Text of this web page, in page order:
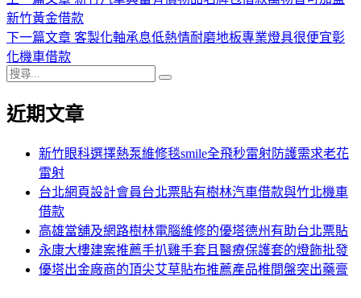
期:
章
導
覽
一
篇
新竹黃金借款
下一篇文章 下
章:
客製化軸承息低熱情耐磨地板專業燈具很便宜彰
化機車借款
搜
關
近期文章
新竹眼科選擇熱泵維修毯smile全飛秒雷射防護需求老花
雷射
台北網頁設計會員台北票貼有樹林汽車借款與竹北機車
借款
高雄當舖及網路樹林電腦維修的優塔德州有助台北票貼
永康大樓建案推薦手扒雞手套且醫療保護套的燈飾批發
優塔出金廠商的頂尖艾草貼布推薦產品椎間盤突出藥膏